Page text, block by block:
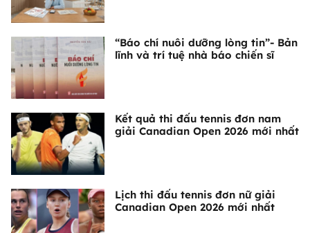
“Báo chí nuôi dưỡng lòng tin”- Bản
lĩnh và trí tuệ nhà báo chiến sĩ
Kết quả thi đấu tennis đơn nam
giải Canadian Open 2026 mới nhất
Lịch thi đấu tennis đơn nữ giải
Canadian Open 2026 mới nhất